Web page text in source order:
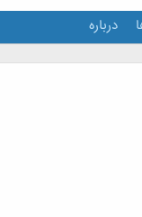
درباره